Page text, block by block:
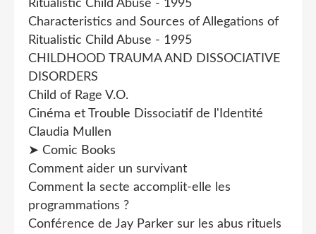
Ritualistic Child Abuse - 1995
Characteristics and Sources of Allegations of
Ritualistic Child Abuse - 1995
CHILDHOOD TRAUMA AND DISSOCIATIVE
DISORDERS
Child of Rage V.O.
Cinéma et Trouble Dissociatif de l'Identité
Claudia Mullen
➤ Comic Books
Comment aider un survivant
Comment la secte accomplit-elle les
programmations ?
Conférence de Jay Parker sur les abus rituels